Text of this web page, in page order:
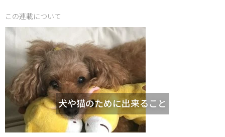
この連載について
犬や猫のために出来ること